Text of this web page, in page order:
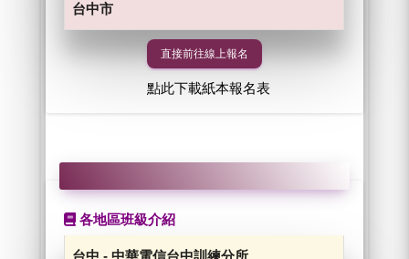
台中市
點此下載紙本報名表
各地區班級介紹
台中 - 中華電信台中訓練分所